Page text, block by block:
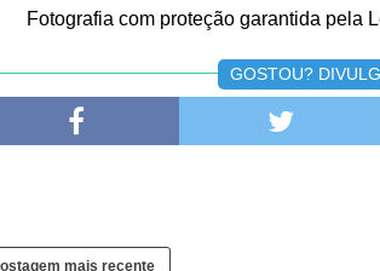
Fotografia com proteção garantida pela
GOSTOU?
mais recente